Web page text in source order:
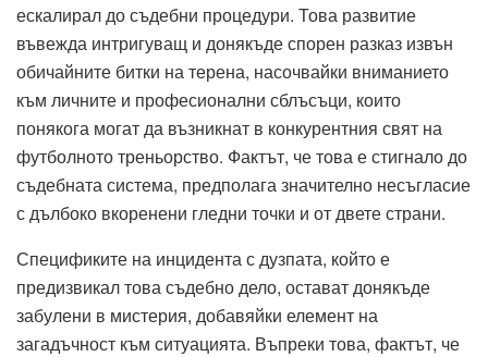
ескалирал до съдебни процедури. Това развитие
въвежда интригуващ и донякъде спорен разказ извън
обичайните битки на терена, насочвайки вниманието
към личните и професионални сблъсъци, които
понякога могат да възникнат в конкурентния свят на
футболното треньорство. Фактът, че това е стигнало до
съдебната система, предполага значително несъгласие
с дълбоко вкоренени гледни точки и от двете страни.
Спецификите на инцидента с дузпата, който е
предизвикал това съдебно дело, остават донякъде
забулени в мистерия, добавяйки елемент на
загадъчност към ситуацията. Въпреки това, фактът, че